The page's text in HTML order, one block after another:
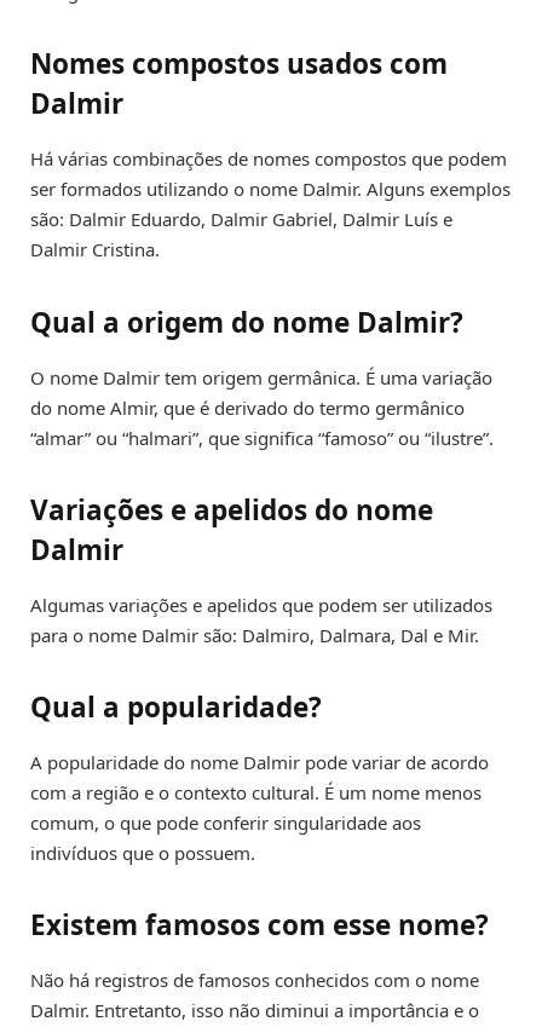
Nomes compostos usados com
Dalmir
Há várias combinações de nomes compostos que podem
ser formados utilizando o nome Dalmir. Alguns exemplos
são: Dalmir Eduardo, Dalmir Gabriel, Dalmir Luís e
Dalmir Cristina.
Qual a origem do nome Dalmir?
O nome Dalmir tem origem germânica. É uma variação
do nome Almir, que é derivado do termo germânico
“almar” ou “halmari”, que significa “famoso” ou “ilustre”.
Variações e apelidos do nome
Dalmir
Algumas variações e apelidos que podem ser utilizados
para o nome Dalmir são: Dalmiro, Dalmara, Dal e Mir.
Qual a popularidade?
A popularidade do nome Dalmir pode variar de acordo
com a região e o contexto cultural. É um nome menos
comum, o que pode conferir singularidade aos
indivíduos que o possuem.
Existem famosos com esse nome?
Não há registros de famosos conhecidos com o nome
Dalmir. Entretanto, isso não diminui a importância e o